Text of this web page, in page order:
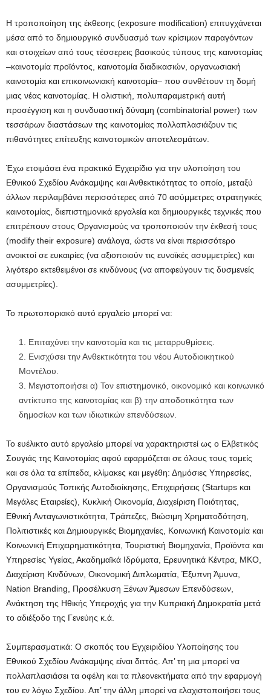
Η τροποποίηση της έκθεσης (exposure modification) επιτυγχάνεται
μέσα από το δημιουργικό συνδυασμό των κρίσιμων παραγόντων
και στοιχείων από τους τέσσερεις βασικούς τύπους της καινοτομίας
–καινοτομία προϊόντος, καινοτομία διαδικασιών, οργανωσιακή
καινοτομία και επικοινωνιακή καινοτομία– που συνθέτουν τη δομή
μιας νέας καινοτομίας. Η ολιστική, πολυπαραμετρική αυτή
προσέγγιση και η συνδυαστική δύναμη (combinatorial power) των
τεσσάρων διαστάσεων της καινοτομίας πολλαπλασιάζουν τις
πιθανότητες επίτευξης καινοτομικών αποτελεσμάτων.
Έχω ετοιμάσει ένα πρακτικό Εγχειρίδιο για την υλοποίηση του
Εθνικού Σχεδίου Ανάκαμψης και Ανθεκτικότητας το οποίο, μεταξύ
άλλων περιλαμβάνει περισσότερες από 70 ασύμμετρες στρατηγικές
καινοτομίας, διεπιστημονικά εργαλεία και δημιουργικές τεχνικές που
επιτρέπουν στους Οργανισμούς να τροποποιούν την έκθεσή τους
(modify their exposure) ανάλογα, ώστε να είναι περισσότερο
ανοικτοί σε ευκαιρίες (να αξιοποιούν τις ευνοϊκές ασυμμετρίες) και
λιγότερο εκτεθειμένοι σε κινδύνους (να αποφεύγουν τις δυσμενείς
ασυμμετρίες).
Το πρωτοποριακό αυτό εργαλείο μπορεί να:
Επιταχύνει την καινοτομία και τις μεταρρυθμίσεις.
Ενισχύσει την Ανθεκτικότητα του νέου Αυτοδιοικητικού
Μοντέλου.
Μεγιστοποιήσει α) Τον επιστημονικό, οικονομικό και κοινωνικό
αντίκτυπο της καινοτομίας και β) την αποδοτικότητα των
δημοσίων και των ιδιωτικών επενδύσεων.
Το ευέλικτο αυτό εργαλείο μπορεί να χαρακτηριστεί ως ο Ελβετικός
Σουγιάς της Καινοτομίας αφού εφαρμόζεται σε όλους τους τομείς
και σε όλα τα επίπεδα, κλίμακες και μεγέθη: Δημόσιες Υπηρεσίες,
Οργανισμούς Τοπικής Αυτοδιοίκησης, Επιχειρήσεις (Startups και
Μεγάλες Εταιρείες), Κυκλική Οικονομία, Διαχείριση Ποιότητας,
Εθνική Ανταγωνιστικότητα, Τράπεζες, Βιώσιμη Χρηματοδότηση,
Πολιτιστικές και Δημιουργικές Βιομηχανίες, Κοινωνική Καινοτομία και
Κοινωνική Επιχειρηματικότητα, Τουριστική Βιομηχανία, Προϊόντα και
Υπηρεσίες Υγείας, Ακαδημαϊκά Ιδρύματα, Ερευνητικά Κέντρα, ΜΚΟ,
Διαχείριση Κινδύνων, Οικονομική Διπλωματία, Έξυπνη Άμυνα,
Nation Branding, Προσέλκυση Ξένων Άμεσων Επενδύσεων,
Ανάκτηση της Ηθικής Υπεροχής για την Κυπριακή Δημοκρατία μετά
το αδιέξοδο της Γενεύης κ.ά.
Συμπερασματικά: Ο σκοπός του Εγχειριδίου Υλοποίησης του
Εθνικού Σχεδίου Ανάκαμψης είναι διττός. Απ’ τη μια μπορεί να
πολλαπλασιάσει τα οφέλη και τα πλεονεκτήματα από την εφαρμογή
του εν λόγω Σχεδίου. Απ’ την άλλη μπορεί να ελαχιστοποιήσει τους